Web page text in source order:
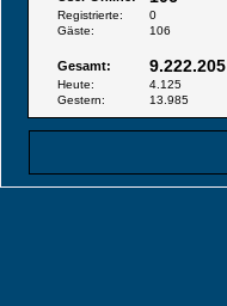
Registrierte:
0
Gäste:
106
Gesamt: 9.222.205
Heute:
4.125
Gestern:
13.985